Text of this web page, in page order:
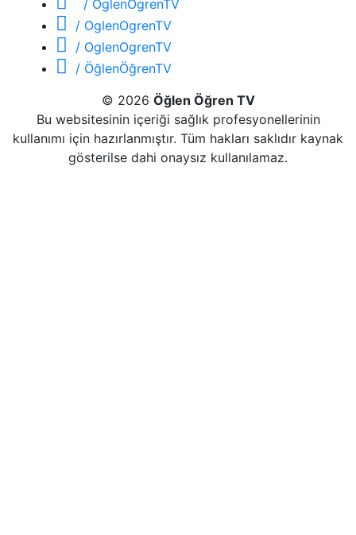
/ OglenOgrenTV
/ OglenOgrenTV
/ OglenOgrenTV
/ ÖğlenÖğrenTV
© 2026 Öğlen Öğren TV
Bu websitesinin içeriği sağlık profesyonellerinin
kullanımı için hazırlanmıştır. Tüm hakları saklıdır kaynak
gösterilse dahi onaysız kullanılamaz.